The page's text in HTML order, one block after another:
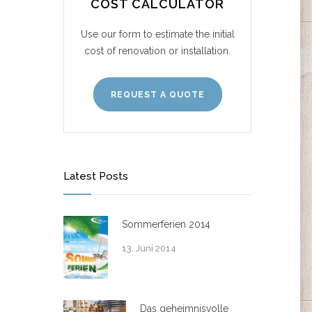
COST CALCULATOR
Use our form to estimate the initial
cost of renovation or installation.
REQUEST A QUOTE
Latest Posts
Sommerferien 2014
13. Juni 2014
Das geheimnisvolle